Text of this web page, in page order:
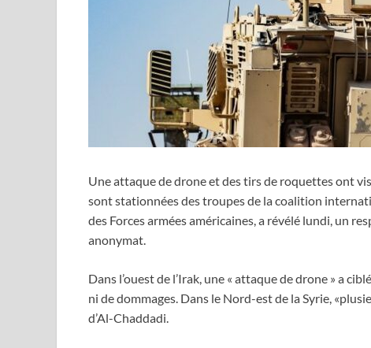
Une attaque de drone et des tirs de roquettes ont
sont stationnées des troupes de la coalition
des Forces armées américaines, a révélé lundi, un
anonymat.
Dans l’ouest de l’Irak, une « attaque de drone » a
ni de dommages. Dans le Nord-est de la Syrie,
d’Al-Chaddadi.